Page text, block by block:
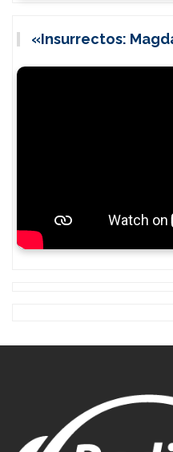
«Insurrectos: